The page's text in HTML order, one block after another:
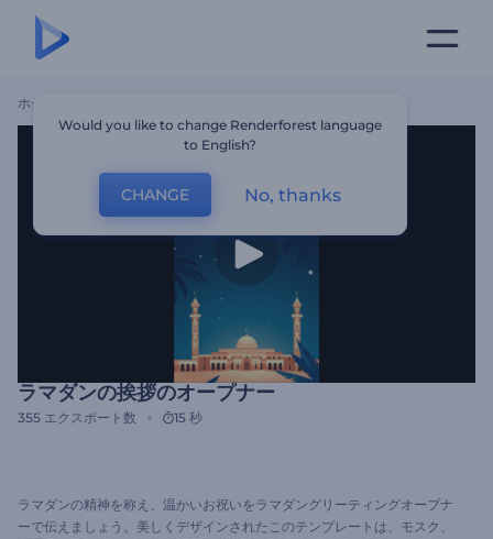
ホーム
ラマダンの挨拶のオープナー
355 エクスポート数 15 秒
ラマダンの精神を称え、温かいお祝いをラマダングリーティングオープナ
ーで伝えましょう。美しくデザインされたこのテンプレートは、モスク、
Would you like to change Renderforest language
to English?
CHANGE No, thanks